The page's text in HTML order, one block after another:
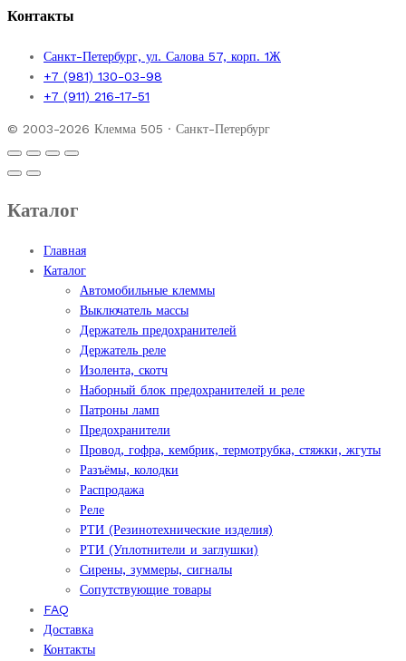
Контакты
Санкт-Петербург, ул. Салова 57, корп. 1Ж
+7 (981) 130-03-98
+7 (911) 216-17-51
© 2003-2026 Клемма 505 · Санкт-Петербург
Каталог
Главная
Каталог
Автомобильные клеммы
Выключатель массы
Держатель предохранителей
Держатель реле
Изолента, скотч
Наборный блок предохранителей и реле
Патроны ламп
Предохранители
Провод, гофра, кембрик, термотрубка, стяжки, жгуты
Разъёмы, колодки
Распродажа
Реле
РТИ (Резинотехнические изделия)
РТИ (Уплотнители и заглушки)
Сирены, зуммеры, сигналы
Сопутствующие товары
FAQ
Доставка
Контакты